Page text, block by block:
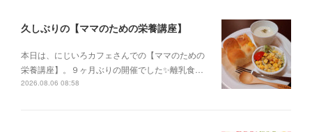
久しぶりの【ママのための栄養講座】
本日は、にじいろカフェさんでの【ママのための
栄養講座】。９ヶ月ぶりの開催でした✨離乳食…
2026.08.06 08:58